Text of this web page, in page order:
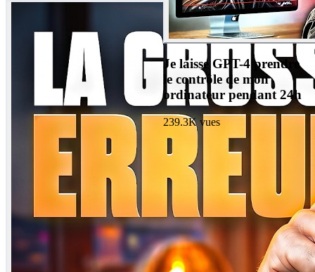
Je laisse GPT-4 prendre
le contrôle de mon
ordinateur pendant 24h
239.3K vues